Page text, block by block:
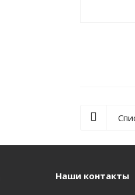
Наши контакты